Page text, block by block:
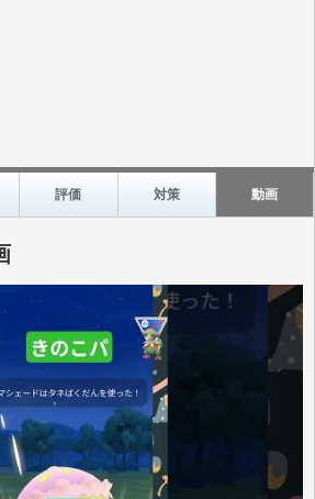
評価 対策 動画